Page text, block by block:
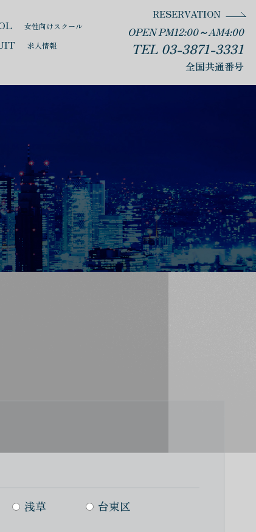
女性向けスクール
求人情報
OPEN PM12:00～AM4:00
TEL 03-3871-3331
全国共通番号
RESERVATION
浅草 台東区